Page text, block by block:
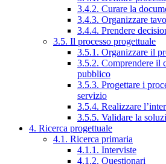
3.4.2. Curare la
3.4.3. Organizzare
3.4.4. Prendere
3.5. Il processo progettuale
3.5.1. Organizzare il
3.5.2. Comprendere il
pubblico
3.5.3. Progettare i
servizio
3.5.4. Realizzare
3.5.5. Validare la
4. Ricerca progettuale
4.1. Ricerca primaria
4.1.1. Interviste
4.1.2. Questionari